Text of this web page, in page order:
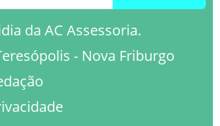
da AC Assessoria.
- Nova Friburgo